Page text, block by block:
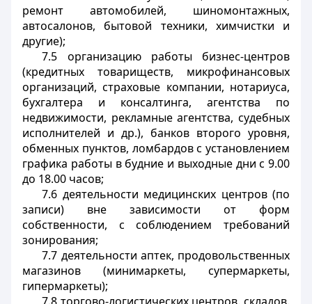
ремонт автомобилей, шиномонтажных,
автосалонов, бытовой техники, химчистки и
другие);
7.5 организацию работы бизнес-центров
(кредитных товариществ, микрофинансовых
организаций, страховые компании, нотариуса,
бухгалтера и консалтинга, агентства по
недвижимости, рекламные агентства, судебных
исполнителей и др.), банков второго уровня,
обменных пунктов, ломбардов с установлением
графика работы в будние и выходные дни с 9.00
до 18.00 часов;
7.6 деятельности медицинских центров (по
записи) вне зависимости от форм
собственности, с соблюдением требований
зонирования;
7.7 деятельности аптек, продовольственных
магазинов (минимаркеты, супермаркеты,
гипермаркеты);